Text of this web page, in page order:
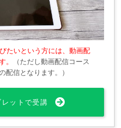
たいという方には、動画配
。
（ただし動画配信コース
配信となります。）
ットで受講